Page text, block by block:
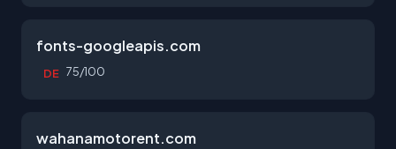
fonts-googleapis.com
DE 75/100
wahanamotorent.com